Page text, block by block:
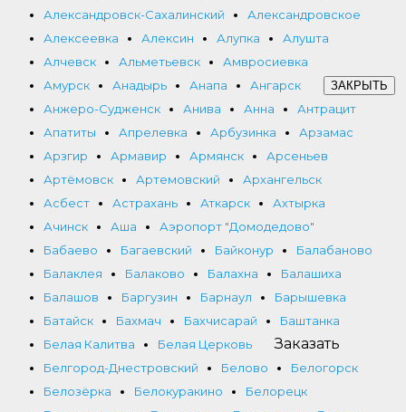
Александровск-Сахалинский
Александровское
Алексеевка
Алексин Алупка
Алушта
Алчевск
Альметьевск
Амвросиевка
Амурск
Анадырь Анапа
Ангарск
Анжеро-Судженск
Анива Анна
Антрацит
Апатиты
Апрелевка Арбузинка
Арзамас
Арзгир
Армавир Армянск
Арсеньев
Артёмовск
Артемовский
Архангельск
Асбест
Астрахань Аткарск
Ахтырка
Ачинск
Аша
Аэропорт "Домодедово"
Бабаево
Багаевский Байконур
Балабаново
Балаклея
Балаково Балахна
Балашиха
Балашов
Баргузин Барнаул
Барышевка
Батайск
Бахмач Бахчисарай
Баштанка
Белая Калитва
Белая Церковь
Белгород-Днестровский
Белово
Белогорск
Белозёрка
Белокуракино
Белорецк
ЗАКРЫТЬ
Заказать